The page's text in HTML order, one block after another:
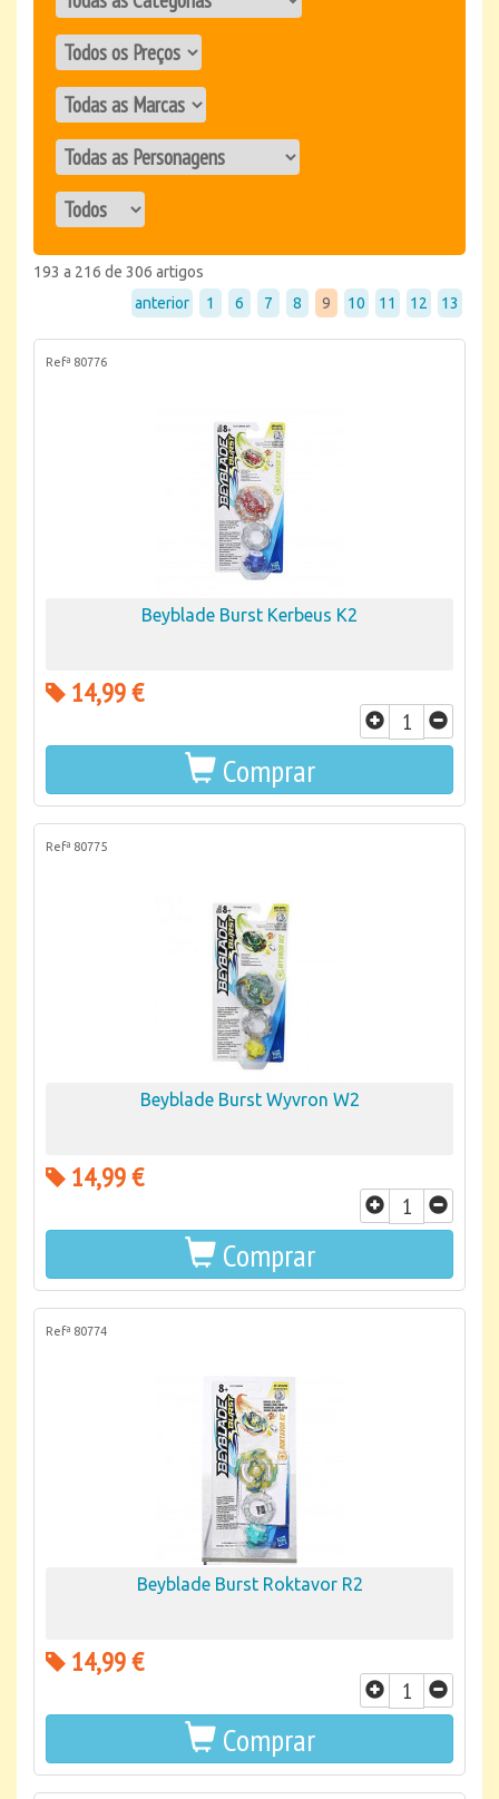
193 a 216 de 306 artigos
anterior
1 6 7 8 9 10 11 12 13
Refª 80776
Beyblade Burst Kerbeus K2
14,99 €
Comprar
Refª 80775
Beyblade Burst Wyvron W2
14,99 €
Comprar
Refª 80774
Beyblade Burst Roktavor R2
14,99 €
Comprar